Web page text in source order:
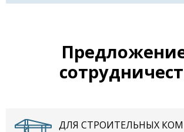
ДЛЯ СТРОИТЕЛЬНЫХ